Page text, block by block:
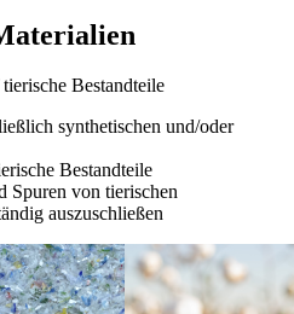
Bestandteile
synthetischen und/oder
Bestandteile
Spuren von tierischen
auszuschließen